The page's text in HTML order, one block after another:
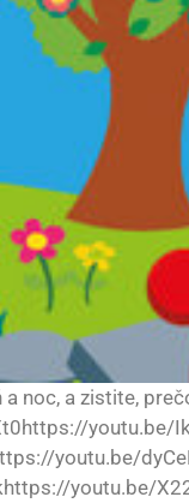
noc, a zistite,
youtu.be/
youtu.be/